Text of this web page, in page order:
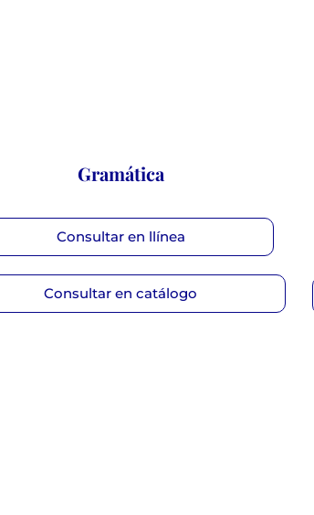
Gramática
Consultar en llínea
Consultar en catálogo